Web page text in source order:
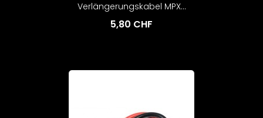
Verlängerungskabel MPX...
5,80 CHF